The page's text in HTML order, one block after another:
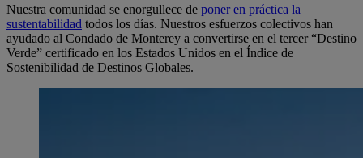
Nuestra comunidad se enorgullece de poner en práctica la
sustentabilidad todos los días. Nuestros esfuerzos colectivos han
ayudado al Condado de Monterey a convertirse en el tercer “Destino
Verde” certificado en los Estados Unidos en el Índice de
Sostenibilidad de Destinos Globales.